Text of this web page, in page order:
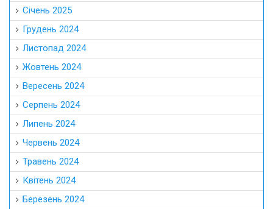
Січень 2025
Грудень 2024
Листопад 2024
Жовтень 2024
Вересень 2024
Серпень 2024
Липень 2024
Червень 2024
Травень 2024
Квітень 2024
Березень 2024